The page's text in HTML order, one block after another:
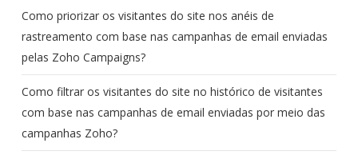
Como priorizar os visitantes do site nos anéis de
rastreamento com base nas campanhas de email enviadas
pelas Zoho Campaigns?
Como filtrar os visitantes do site no histórico de visitantes
com base nas campanhas de email enviadas por meio das
campanhas Zoho?